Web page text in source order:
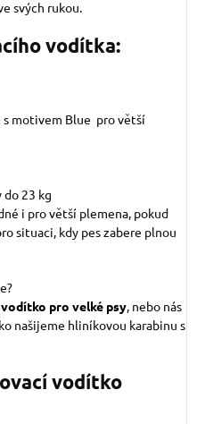
svých rukou.
vodítka:
s motivem Blue pro větší
do 23 kg
i pro větší plemena, pokud
situaci, kdy pes zabere plnou
pro velké psy, nebo nás
našijeme hliníkovou karabinu s
vodítko